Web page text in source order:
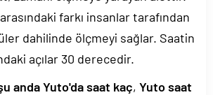
farkı insanlar tarafından
dahilinde ölçmeyi sağlar. Saatin
açılar 30 derecedir.
anda Yuto'da saat kaç, Yuto saat